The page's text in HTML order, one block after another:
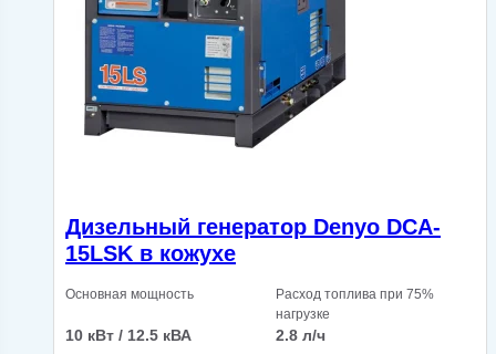
Дизельный генератор Denyo DCA-
15LSK в кожухе
Основная мощность
10 кВт / 12.5 кВА
Расход топлива при 75%
нагрузке
2.8 л/ч